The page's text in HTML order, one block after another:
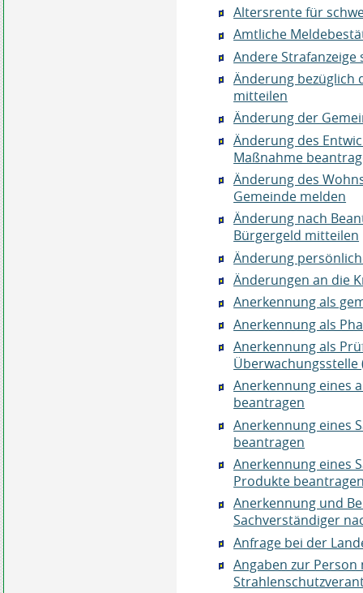
Altersrente für
Amtliche
Andere Strafanzeige
Änderung bezüglich
mitteilen
Änderung der
Änderung des
Maßnahme
Änderung des
Gemeinde melden
Änderung nach
Bürgergeld mitteilen
Änderung
Änderungen an die
Anerkennung als
Anerkennung als
Anerkennung als
Überwachungsstelle
Anerkennung eines
beantragen
Anerkennung eines
beantragen
Anerkennung eines
Produkte
Anerkennung und
Sachverständiger
Anfrage bei der
Angaben zur